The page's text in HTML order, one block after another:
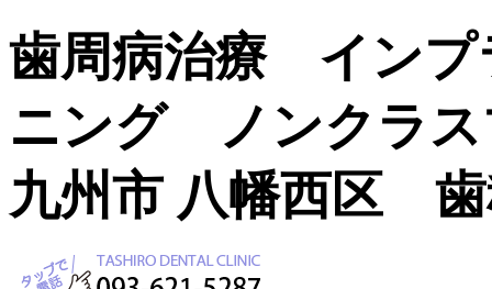
歯周病治療 イン
ニング ノンクラ
九州市 八幡西区